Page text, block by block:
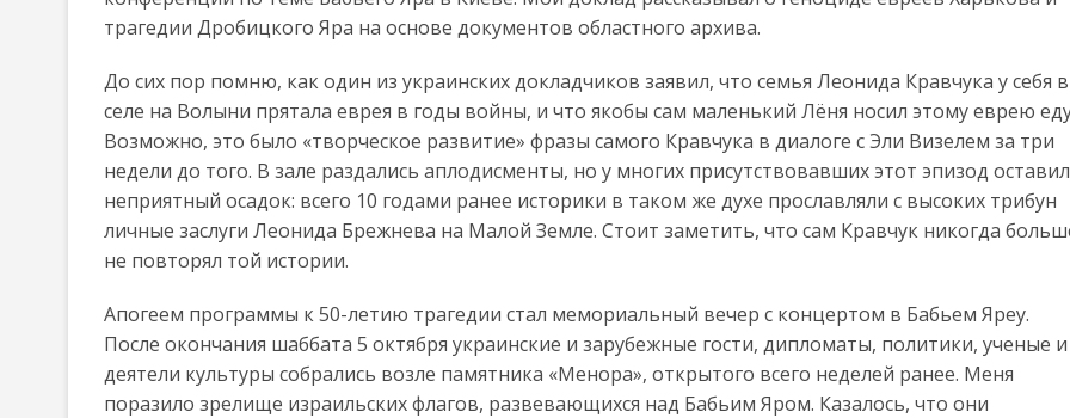
трагедии Дробицкого Яра на основе документов областного архива.
До сих пор помню, как один из украинских докладчиков заявил, что семья Леонида Кравчука у себя в
селе на Волыни прятала еврея в годы войны, и что якобы сам маленький Лёня носил этому еврею
Возможно, это было «творческое развитие» фразы самого Кравчука в диалоге с Эли Визелем за три
недели до того. В зале раздались аплодисменты, но у многих присутствовавших этот эпизод оставил
неприятный осадок: всего 10 годами ранее историки в таком же духе прославляли с высоких трибун
личные заслуги Леонида Брежнева на Малой Земле. Стоит заметить, что сам Кравчук никогда
не повторял той истории.
Апогеем программы к 50-летию трагедии стал мемориальный вечер с концертом в Бабьем Яреу.
После окончания шаббата 5 октября украинские и зарубежные гости, дипломаты, политики, ученые и
деятели культуры собрались возле памятника «Менора», открытого всего неделей ранее. Меня
поразило зрелище израильских флагов, развевающихся над Бабьим Яром. Казалось, что они